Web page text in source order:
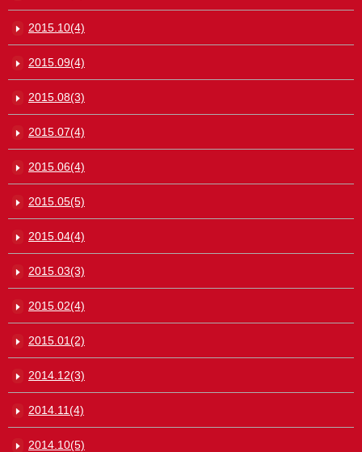
2015.10(4)
2015.09(4)
2015.08(3)
2015.07(4)
2015.06(4)
2015.05(5)
2015.04(4)
2015.03(3)
2015.02(4)
2015.01(2)
2014.12(3)
2014.11(4)
2014.10(5)